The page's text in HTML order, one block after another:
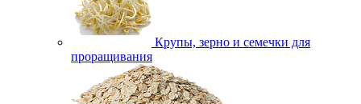
Крупы, зерно и семечки для
проращивания